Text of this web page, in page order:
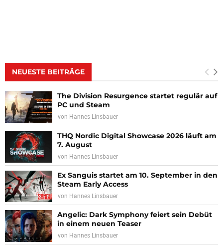
NEUESTE BEITRÄGE
The Division Resurgence startet regulär auf
PC und Steam
von Hannes Linsbauer
THQ Nordic Digital Showcase 2026 läuft am
7. August
von Hannes Linsbauer
Ex Sanguis startet am 10. September in den
Steam Early Access
von Hannes Linsbauer
Angelic: Dark Symphony feiert sein Debüt
in einem neuen Teaser
von Hannes Linsbauer